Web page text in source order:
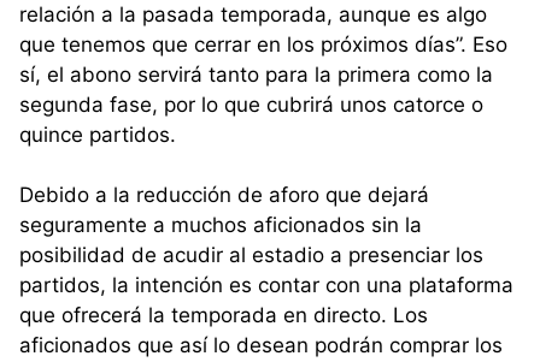
relación a la pasada temporada, aunque es algo
que tenemos que cerrar en los próximos días”. Eso
sí, el abono servirá tanto para la primera como la
segunda fase, por lo que cubrirá unos catorce o
quince partidos.
Debido a la reducción de aforo que dejará
seguramente a muchos aficionados sin la
posibilidad de acudir al estadio a presenciar los
partidos, la intención es contar con una plataforma
que ofrecerá la temporada en directo. Los
aficionados que así lo desean podrán comprar los